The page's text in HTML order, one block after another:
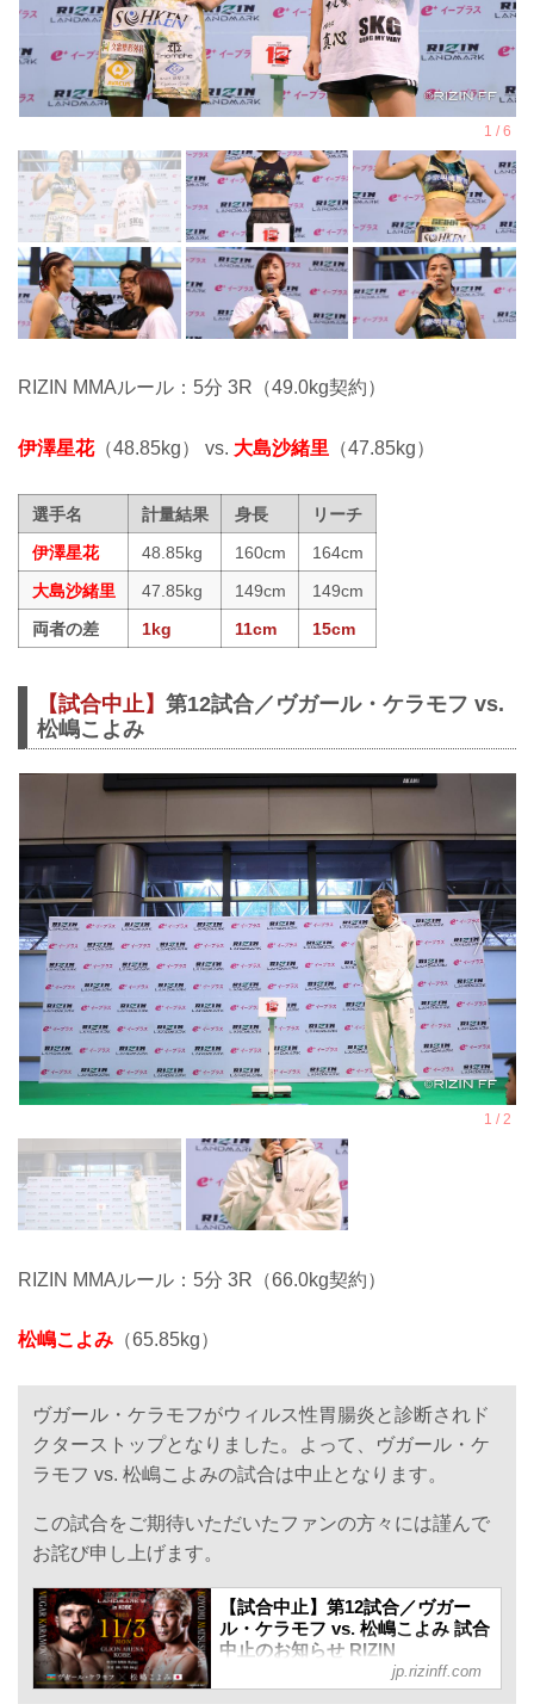
RIZIN MMAルール：5分 3R（49.0kg契約）
伊澤星花（48.85kg） vs. 大島沙緒里 （47.85kg）
選手名 計量結果 身長
リーチ
伊澤星花
48.85kg 160cm
164cm
大島沙緒里
47.85kg 149cm
149cm
両者の差
1kg 11cm 15cm
【試合中止】 第12試合／ヴガール・ケラモフ vs.
松嶋こよみ
RIZIN MMAルール：5分 3R（66.0kg契約）
松嶋こよみ （65.85kg）
ヴガール・ケラモフがウィルス性胃腸炎と診断されド
クターストップとなりました。よって、ヴガール・ケ
ラモフ vs. 松嶋こよみの試合は中止となります。
この試合をご期待いただいたファンの方々には謹んで
お詫び申し上げます。
【試合中止】第12試合／ヴガー
ル・ケラモフ vs. 松嶋こよみ 試合
中止のお知らせ RIZIN
LANDMARK 12 in KOBE - RIZIN
FIGHTING FEDERATION オフィ
jp.rizinff.com